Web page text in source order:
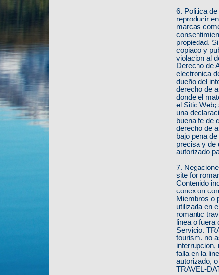
6. Politica de
reproducir
marcas
propiedad.
copiado y
violacion al
Derecho de
electronica
dueño del
derecho de
donde el
el Sitio Web;
una
buena fe de
derecho de
bajo pena
precisa y de
autorizado
7.
site for
Contenido
conexion
Miembros o
utilizada en
romantic
linea o
Servicio.
tourism. no
interrupcion,
falla en la
autorizado,
TRAVEL-